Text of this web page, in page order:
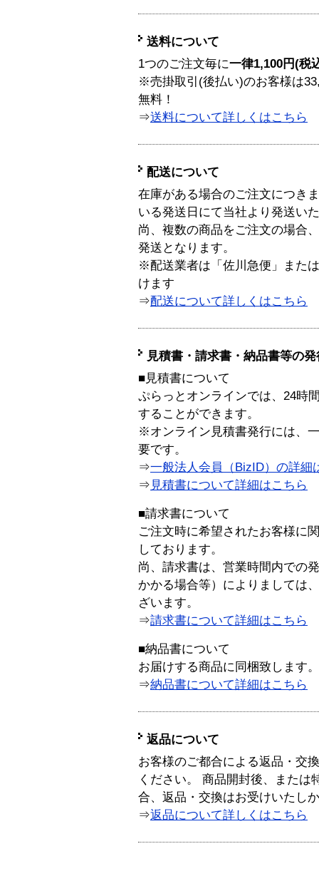
送料について
1つのご注文毎に一律1,100円(税
※売掛取引(後払い)のお客様は
無料！
⇒送料について詳しくはこちら
配送について
在庫がある場合のご注文につき
いる発送日にて当社より発送い
尚、複数の商品をご注文の場合
発送となります。
※配送業者は「佐川急便」また
けます
⇒配送について詳しくはこちら
見積書・請求書・納品書等の
■見積書について
ぷらっとオンラインでは、24時
することができます。
※オンライン見積書発行には、
要です。
⇒一般法人会員（BizID）の詳細
⇒ 見積書について詳細はこちら
■請求書について
ご注文時に希望されたお客様に
しております。
尚、請求書は、営業時間内での
かかる場合等）によりましては
ざいます。
⇒請求書について詳細はこちら
■納品書について
お届けする商品に同梱致します。
⇒納品書について詳細はこちら
返品について
お客様のご都合による返品・交
ください。 商品開封後、または
合、返品・交換はお受けいたし
⇒返品について詳しくはこちら